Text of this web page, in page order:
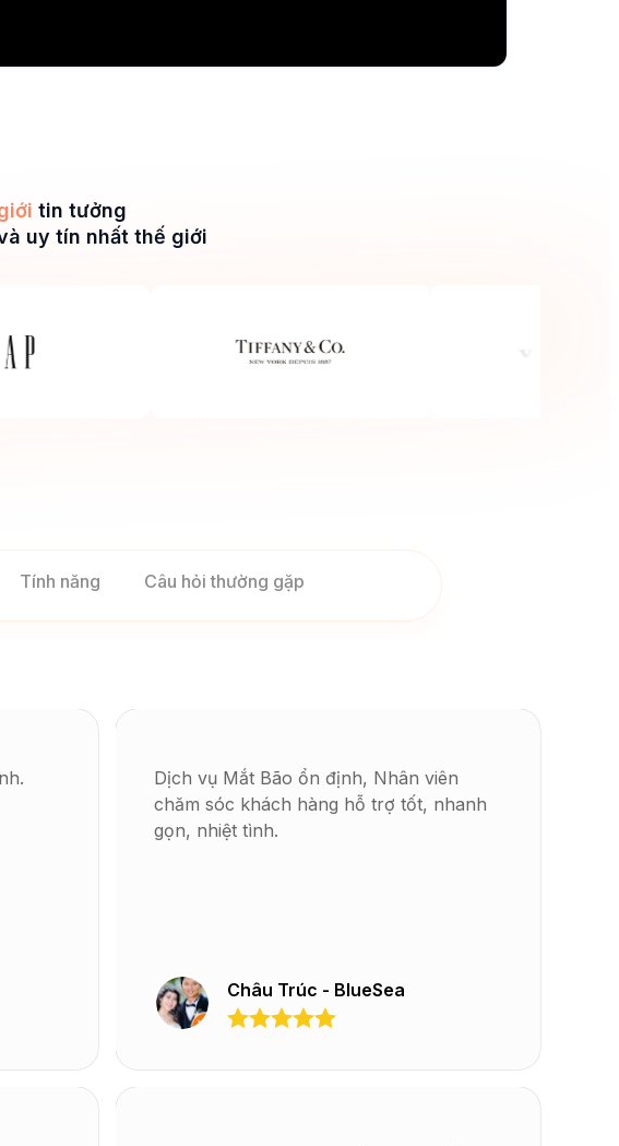
tin tưởng
uy tín nhất thế giới
Tính năng Câu hỏi thường gặp
Dịch vụ Mắt Bão ổn định, Nhân viên
chăm sóc khách hàng hỗ trợ tốt, nhanh
gọn, nhiệt tình.
Châu Trúc - BlueSea